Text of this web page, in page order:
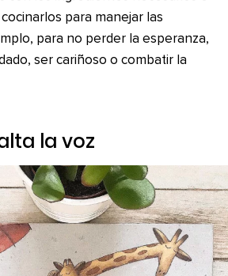
para manejar las
para no perder la esperanza,
ser cariñoso o combatir la
la voz